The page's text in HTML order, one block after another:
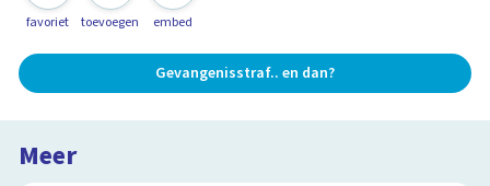
favoriet toevoegen embed
Gevangenisstraf.. en dan?
Meer